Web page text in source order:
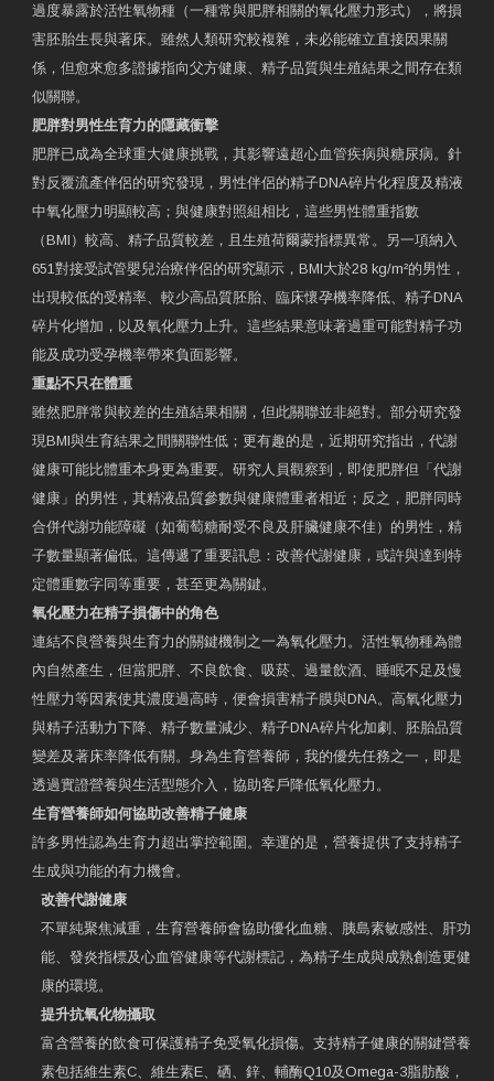
過度暴露於活性氧物種（一種常與肥胖相關的氧化壓力形式），將損
害胚胎生長與著床。雖然人類研究較複雜，未必能確立直接因果關
係，但愈來愈多證據指向父方健康、精子品質與生殖結果之間存在類
似關聯。
肥胖對男性生育力的隱藏衝擊
肥胖已成為全球重大健康挑戰，其影響遠超心血管疾病與糖尿病。針
對反覆流產伴侶的研究發現，男性伴侶的精子DNA碎片化程度及精液
中氧化壓力明顯較高；與健康對照組相比，這些男性體重指數
（BMI）較高、精子品質較差，且生殖荷爾蒙指標異常。另一項納入
651對接受試管嬰兒治療伴侶的研究顯示，BMI大於28 kg/m²的男性，
出現較低的受精率、較少高品質胚胎、臨床懷孕機率降低、精子DNA
碎片化增加，以及氧化壓力上升。這些結果意味著過重可能對精子功
能及成功受孕機率帶來負面影響。
重點不只在體重
雖然肥胖常與較差的生殖結果相關，但此關聯並非絕對。部分研究發
現BMI與生育結果之間關聯性低；更有趣的是，近期研究指出，代謝
健康可能比體重本身更為重要。研究人員觀察到，即使肥胖但「代謝
健康」的男性，其精液品質參數與健康體重者相近；反之，肥胖同時
合併代謝功能障礙（如葡萄糖耐受不良及肝臟健康不佳）的男性，精
子數量顯著偏低。這傳遞了重要訊息：改善代謝健康，或許與達到特
定體重數字同等重要，甚至更為關鍵。
氧化壓力在精子損傷中的角色
連結不良營養與生育力的關鍵機制之一為氧化壓力。活性氧物種為體
內自然產生，但當肥胖、不良飲食、吸菸、過量飲酒、睡眠不足及慢
性壓力等因素使其濃度過高時，便會損害精子膜與DNA。高氧化壓力
與精子活動力下降、精子數量減少、精子DNA碎片化加劇、胚胎品質
變差及著床率降低有關。身為生育營養師，我的優先任務之一，即是
透過實證營養與生活型態介入，協助客戶降低氧化壓力。
生育營養師如何協助改善精子健康
許多男性認為生育力超出掌控範圍。幸運的是，營養提供了支持精子
生成與功能的有力機會。
改善代謝健康
不單純聚焦減重，生育營養師會協助優化血糖、胰島素敏感性、肝功
能、發炎指標及心血管健康等代謝標記，為精子生成與成熟創造更健
康的環境。
提升抗氧化物攝取
富含營養的飲食可保護精子免受氧化損傷。支持精子健康的關鍵營養
素包括維生素C、維生素E、硒、鋅、輔酶Q10及Omega-3脂肪酸，